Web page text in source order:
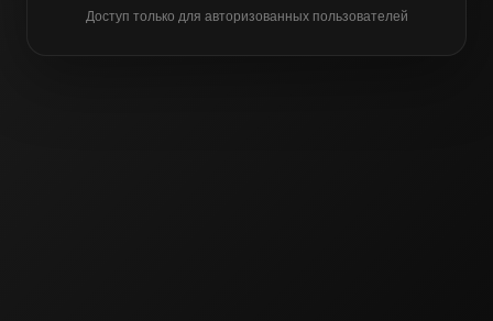
Доступ только для авторизованных пользователей